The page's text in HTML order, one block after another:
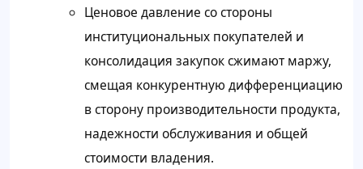
Ценовое давление со стороны
институциональных покупателей и
консолидация закупок сжимают маржу,
смещая конкурентную дифференциацию
в сторону производительности продукта,
надежности обслуживания и общей
стоимости владения.